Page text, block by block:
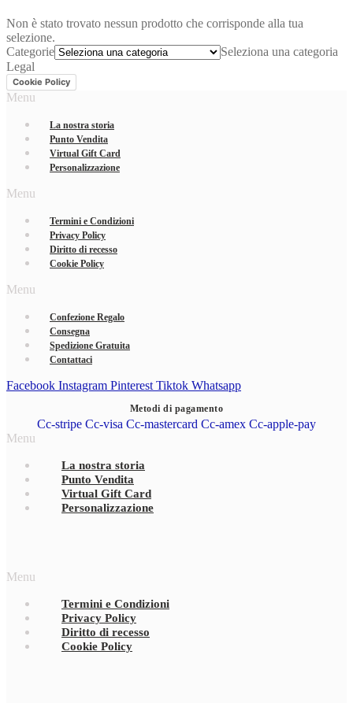
Non è stato trovato nessun prodotto che corrisponde alla tua
selezione.
Categorie
Seleziona una categoria
Legal
Cookie Policy
Menu
La nostra storia
Punto Vendita
Virtual Gift Card
Personalizzazione
Menu
Termini e Condizioni
Privacy Policy
Diritto di recesso
Cookie Policy
Menu
Confezione Regalo
Consegna
Spedizione Gratuita
Contattaci
Facebook Instagram Pinterest Tiktok Whatsapp
Metodi di pagamento
Cc-stripe Cc-visa Cc-mastercard Cc-amex Cc-apple-pay
Menu
La nostra storia
Punto Vendita
Virtual Gift Card
Personalizzazione
Menu
Termini e Condizioni
Privacy Policy
Diritto di recesso
Cookie Policy